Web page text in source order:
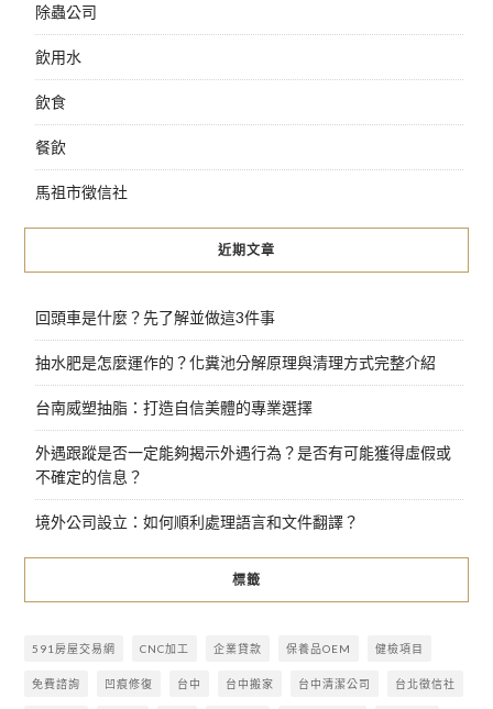
除蟲公司
飲用水
飲食
餐飲
馬祖市徵信社
近期文章
回頭車是什麼？先了解並做這3件事
抽水肥是怎麼運作的？化糞池分解原理與清理方式完整介紹
台南威塑抽脂：打造自信美體的專業選擇
外遇跟蹤是否一定能夠揭示外遇行為？是否有可能獲得虛假或
不確定的信息？
境外公司設立：如何順利處理語言和文件翻譯？
標籤
591房屋交易網 CNC加工 企業貸款 保養品OEM 健檢項目
免費諮詢 凹痕修復 台中 台中搬家 台中清潔公司 台北徵信社